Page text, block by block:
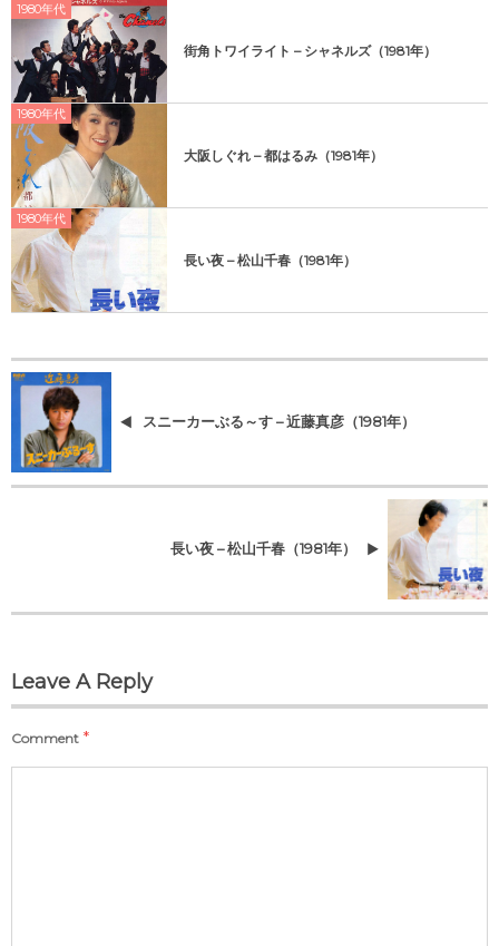
1980年代
街角トワイライト – シャネルズ（1981年）
1980年代
大阪しぐれ – 都はるみ（1981年）
1980年代
長い夜 – 松山千春（1981年）
スニーカーぶる～す – 近藤真彦（1981年）
長い夜 – 松山千春（1981年）
Leave A Reply
Comment *